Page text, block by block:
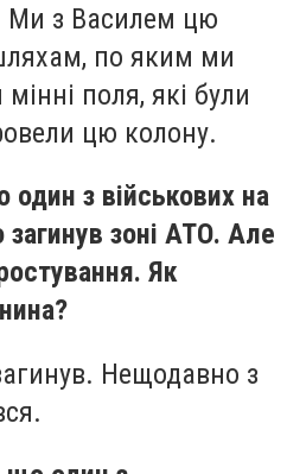
Ми з Василем цю
по яким ми
поля, які були
цю колону.
з військових на
зоні АТО. Але
Як
Нещодавно з